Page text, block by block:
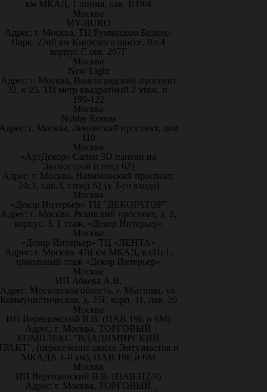
км МКАД, 1 линия, пав. В19/4
Москва
MY-BURO
Адрес: г. Москва, ТЦ Румянцево Бизнес-
Парк. 22ой км Киевского шоссе. Вл.4
корпус Г, сек. 207Г
Москва
New Light
Адрес: г. Москва, Волгоградский проспект
32, к 25. ТЦ метр квадратный 2 этаж, п.
199-122
Москва
Nobby Rooms
г. Москва, Ленинский проспект, дом
119
Москва
«АртДекор» Салон 3D панели на
Экспострой (стенд 62)
Адрес: г. Москва, Нахимовский проспект,
24с1, пав.3, стенд 62 (у 3-го входа)
Москва
«Декор Интерьер» ТЦ "ДЕКОРАТОР"
Адрес: г. Москва, Рязанский проспект, д. 2,
корпус. 3, 1 этаж, «Декор Интерьер»
Москва
«Декор Интерьер» ТЦ «ЛЕНТА»
Адрес: г. Москва, 47й км МКАД, вл31с1,
цокольный этаж «Декор Интерьер»
Москва
ИП Абаева А.В.
Адрес: Московская область, г. Мытищи, ул.
Коммунистическая, д. 25Г, корп. 11, пав. 20
Москва
ИП Верещинский В.В. (ПАВ.19Е и 6М)
Адрес: г. Москва, ТОРГОВЫЙ
КОМПЛЕКС "ВЛАДИМИРСКИЙ
(пересечение шоссе Энтузиастов и
МКАДА 1-й км), ПАВ.19Е и 6М
Москва
ИП Верещинский В.В. (ПАВ.П2-9)
Адрес: г. Москва, ТОРГОВЫЙ